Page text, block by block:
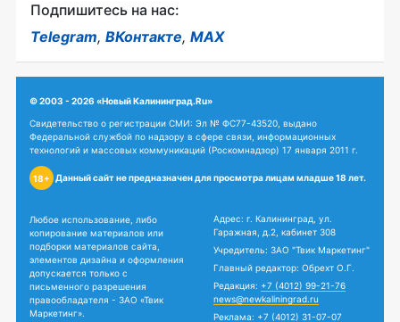
Подпишитесь на нас:
Telegram, ВКонтакте, MAX
© 2003 - 2026 «Новый Калининград.Ru»
Свидетельство о регистрации СМИ: Эл № ФС77-43520, выдано
Федеральной службой по надзору в сфере связи, информационных
технологий и массовых коммуникаций (Роскомнадзор) 17 января 2011 г.
18+ Данный сайт не предназначен для просмотра лицам младше 18 лет.
Любое использование, либо
копирование материалов или
подборки материалов сайта,
элементов дизайна и оформления
допускается только с
письменного разрешения
правообладателя - ЗАО «Твик
Маркетинг».
Адрес: г. Калининград, ул.
Гаражная, д.2, кабинет 308
Учредитель: ЗАО "Твик Маркетинг"
Главный редактор: Обрехт О.Г.
Редакция: +7 (4012) 99-21-76
news@newkaliningrad.ru
Реклама: +7 (4012) 31-07-07